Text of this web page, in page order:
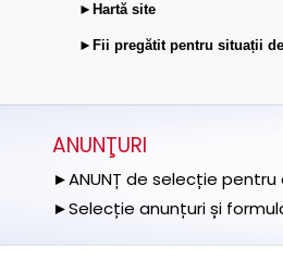
►Hartă site
►Fii pregătit pentru situații
ANUNŢURI
►ANUNȚ de selecție pentru
►Selecție anunțuri și